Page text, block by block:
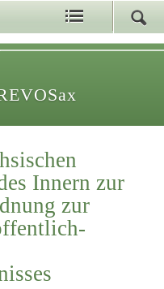
Innern zur
zur